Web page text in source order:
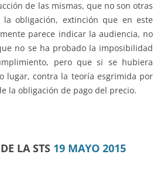
de las mismas, que no son otras
obligación, extinción que en este
parece indicar la audiencia, no
no se ha probado la imposibilidad
pero que si se hubiera
lugar, contra la teoría esgrimida por
la obligación de pago del precio.
LA STS 19 MAYO 2015